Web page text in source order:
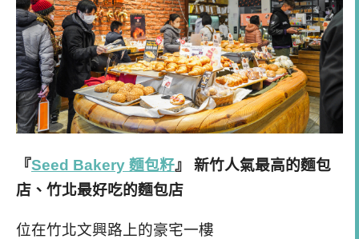
『Seed Bakery 麵包籽』 新竹人氣最高的麵包
店、竹北最好吃的麵包店
位在竹北文興路上的豪宅一樓